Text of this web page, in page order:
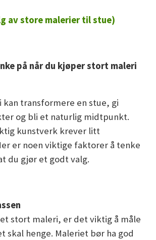
av store malerier til stue)
på når du kjøper stort maleri
kan transformere en stue, gi
og bli et naturlig midtpunkt.
kunstverk krever litt
er noen viktige faktorer å tenke
du gjør et godt valg.
stort maleri, er det viktig å måle
skal henge. Maleriet bør ha god